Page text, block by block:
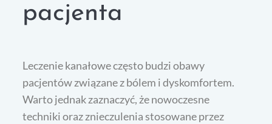
pacjenta
Leczenie kanałowe często budzi obawy
pacjentów związane z bólem i dyskomfortem.
Warto jednak zaznaczyć, że nowoczesne
techniki oraz znieczulenia stosowane przez